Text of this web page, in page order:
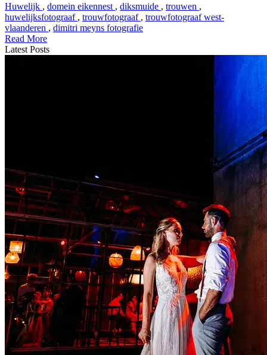
Huwelijk , domein eikennest , diksmuide , trouwen ,
huwelijksfotograaf , trouwfotograaf , trouwfotograaf west-
vlaanderen , dimitri meyns fotografie
Read More
Latest Posts